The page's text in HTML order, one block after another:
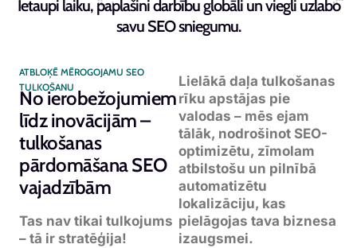
Ietaupi laiku, paplašini darbību globāli un viegli uzlabo
savu SEO sniegumu.
ATBLOĶĒ MĒROGOJAMU SEO
TULKOŠANU
No ierobežojumiem
līdz inovācijām –
tulkošanas
pārdomāšana SEO
vajadzībām
Tas nav tikai tulkojums
– tā ir stratēģija!
Lielākā daļa tulkošanas
rīku apstājas pie
valodas – mēs ejam
tālāk, nodrošinot SEO-
optimizētu, zīmolam
atbilstošu un pilnībā
automatizētu
lokalizāciju, kas
pielāgojas tava biznesa
izaugsmei.